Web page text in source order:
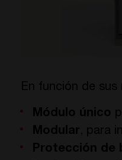
En función de
Módulo único
Modular, para
Protección de